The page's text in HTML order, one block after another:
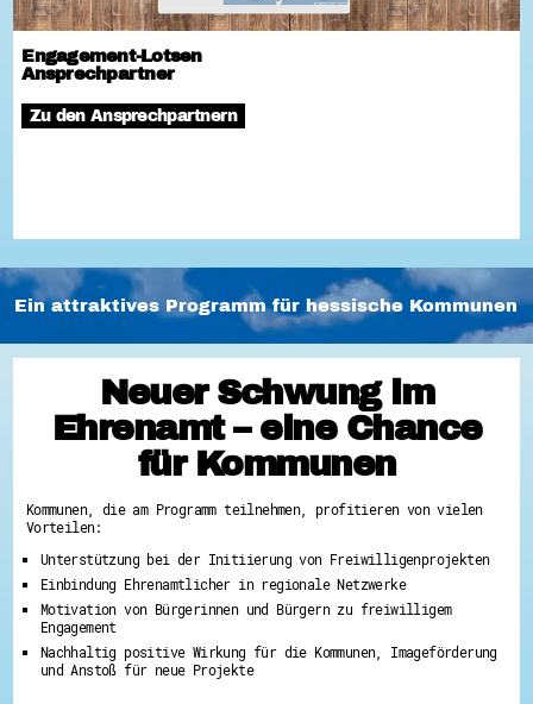
Engagement-Lotsen
Ansprechpartner
Zu den Ansprechpartnern
Ein attraktives Programm für hessische Kommunen
Neuer Schwung im
Ehrenamt – eine Chance
für Kommunen
Kommunen, die am Programm teilnehmen, profitieren von vielen
Vorteilen:
Unterstützung bei der Initiierung von Freiwilligenprojekten
Einbindung Ehrenamtlicher in regionale Netzwerke
Motivation von Bürgerinnen und Bürgern zu freiwilligem
Engagement
Nachhaltig positive Wirkung für die Kommunen, Imageförderung
und Anstoß für neue Projekte